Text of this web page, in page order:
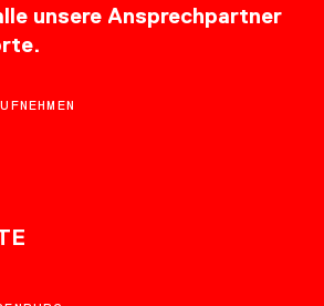
unsere Ansprechpartner